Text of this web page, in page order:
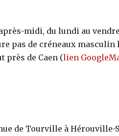
midi, du lundi au
pas de créneaux
près de Caen (lien
de Tourville à Hérouville-